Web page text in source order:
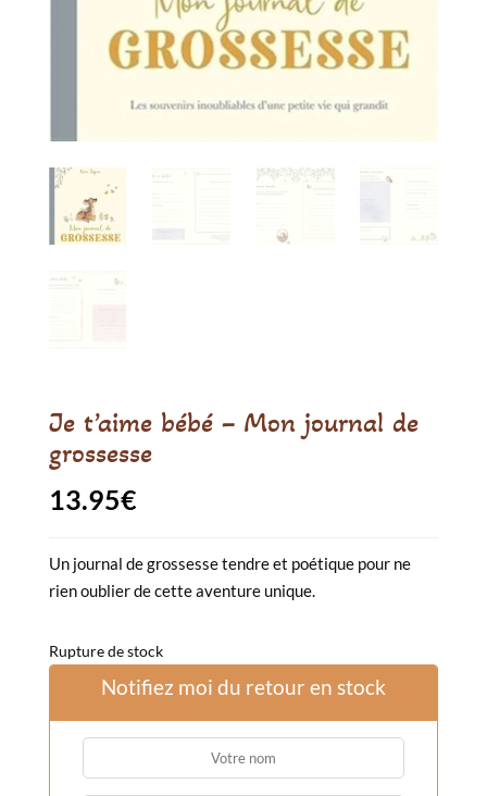
Je t’aime bébé – Mon journal de
grossesse
13.95€
Un journal de grossesse tendre et poétique pour ne
rien oublier de cette aventure unique.
Rupture de stock
Notifiez moi du retour en stock